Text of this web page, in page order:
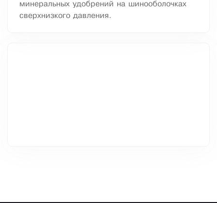
минеральных удобрений на шинооболочках
сверхнизкого давления.